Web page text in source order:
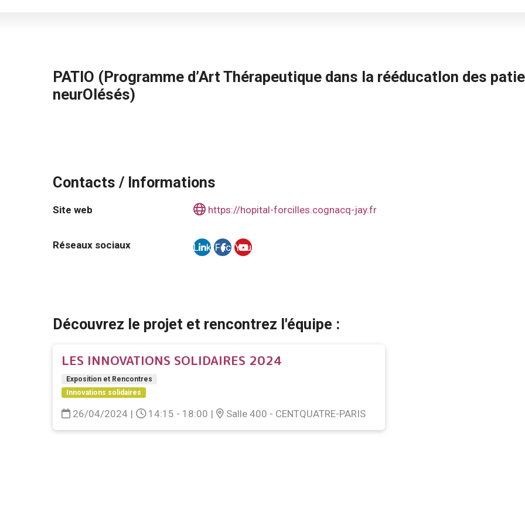
PATIO (Programme d’Art Thérapeutique dans la rééducatIon des
neurOlésés)
Contacts / Informations
Site web https://hopital-forcilles.cognacq-jay.fr
Réseaux sociaux
Link Fac You
Découvrez le projet et rencontrez l'équipe :
LES INNOVATIONS SOLIDAIRES 2024
Exposition et Rencontres
Innovations solidaires
26/04/2024 | 14:15 - 18:00 | Salle 400 - CENTQUATRE-PARIS